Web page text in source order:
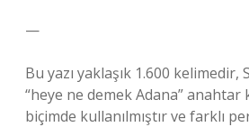
—
Bu yazı yaklaşık 1.600 kelimedir,
“heye ne demek Adana” anahtar
biçimde kullanılmıştır ve farklı